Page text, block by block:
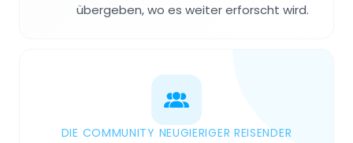
übergeben, wo es weiter erforscht wird.
DIE COMMUNITY NEUGIERIGER REISENDER